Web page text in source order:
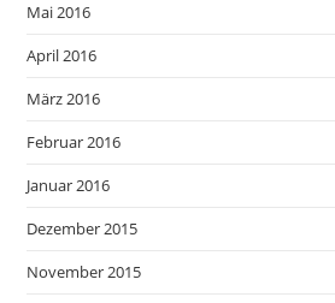
Mai 2016
April 2016
März 2016
Februar 2016
Januar 2016
Dezember 2015
November 2015